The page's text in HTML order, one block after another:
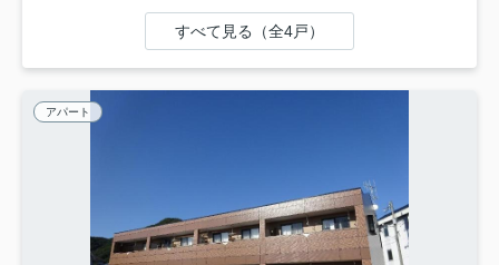
すべて見る（全4戸）
アパート